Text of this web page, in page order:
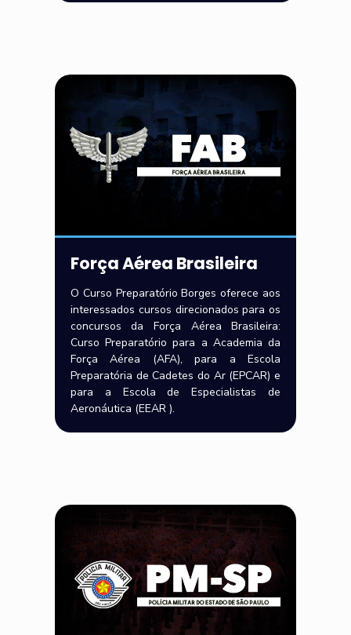
Força Aérea Brasileira
O Curso Preparatório Borges oferece aos
interessados cursos direcionados para os
concursos da Força Aérea Brasileira:
Curso Preparatório para a Academia da
Força Aérea (AFA), para a Escola
Preparatória de Cadetes do Ar (EPCAR) e
para a Escola de Especialistas de
Aeronáutica (EEAR ).